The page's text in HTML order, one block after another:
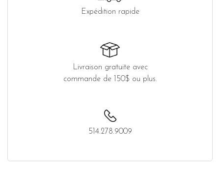
Expédition rapide
Livraison gratuite avec
commande de 150$ ou plus.
514.278.9009